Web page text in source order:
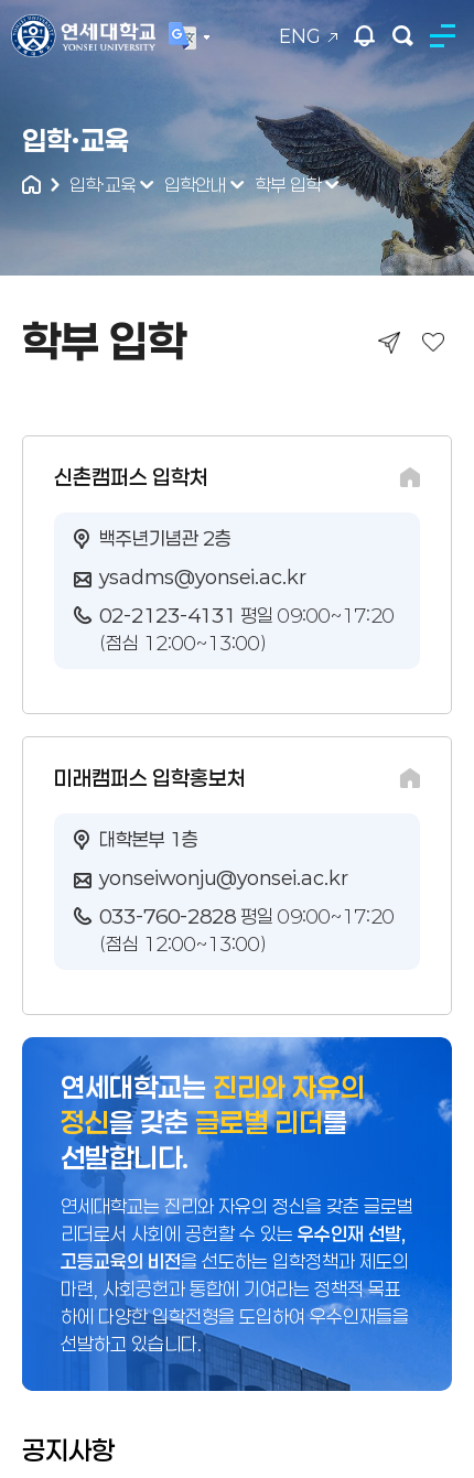
ENG
통합검색
입학·교육
입학·교육 입학안내 학부 입학
학부 입학
학부 입학
신촌캠퍼스 입학처
백주년기념관 2층
ysadms@yonsei.ac.kr
02-2123-4131 평일 09:00~17:20
(점심 12:00~13:00)
미래캠퍼스 입학홍보처
대학본부 1층
yonseiwonju@yonsei.ac.kr
033-760-2828 평일 09:00~17:20
(점심 12:00~13:00)
연세대학교는 진리와 자유의
정신을 갖춘글로벌 리더를
선발합니다.
연세대학교는 진리와 자유의 정신을 갖춘 글로벌
리더로서 사회에 공헌할 수 있는 우수인재 선발,
고등교육의 비전을 선도하는 입학정책과 제도의
마련, 사회공헌과 통합에 기여라는 정책적 목표
하에 다양한 입학전형을 도입하여 우수인재들을
선발하고 있습니다.
공지사항